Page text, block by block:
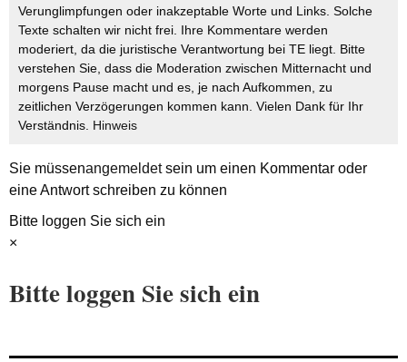
Verunglimpfungen oder inakzeptable Worte und Links. Solche
Texte schalten wir nicht frei. Ihre Kommentare werden
moderiert, da die juristische Verantwortung bei TE liegt. Bitte
verstehen Sie, dass die Moderation zwischen Mitternacht und
morgens Pause macht und es, je nach Aufkommen, zu
zeitlichen Verzögerungen kommen kann. Vielen Dank für Ihr
Verständnis. Hinweis
Sie müssenangemeldetsein um einen Kommentar oder
eine Antwort schreiben zu können
Bitte loggen Sie sich ein
×
Bitte loggen Sie sich ein